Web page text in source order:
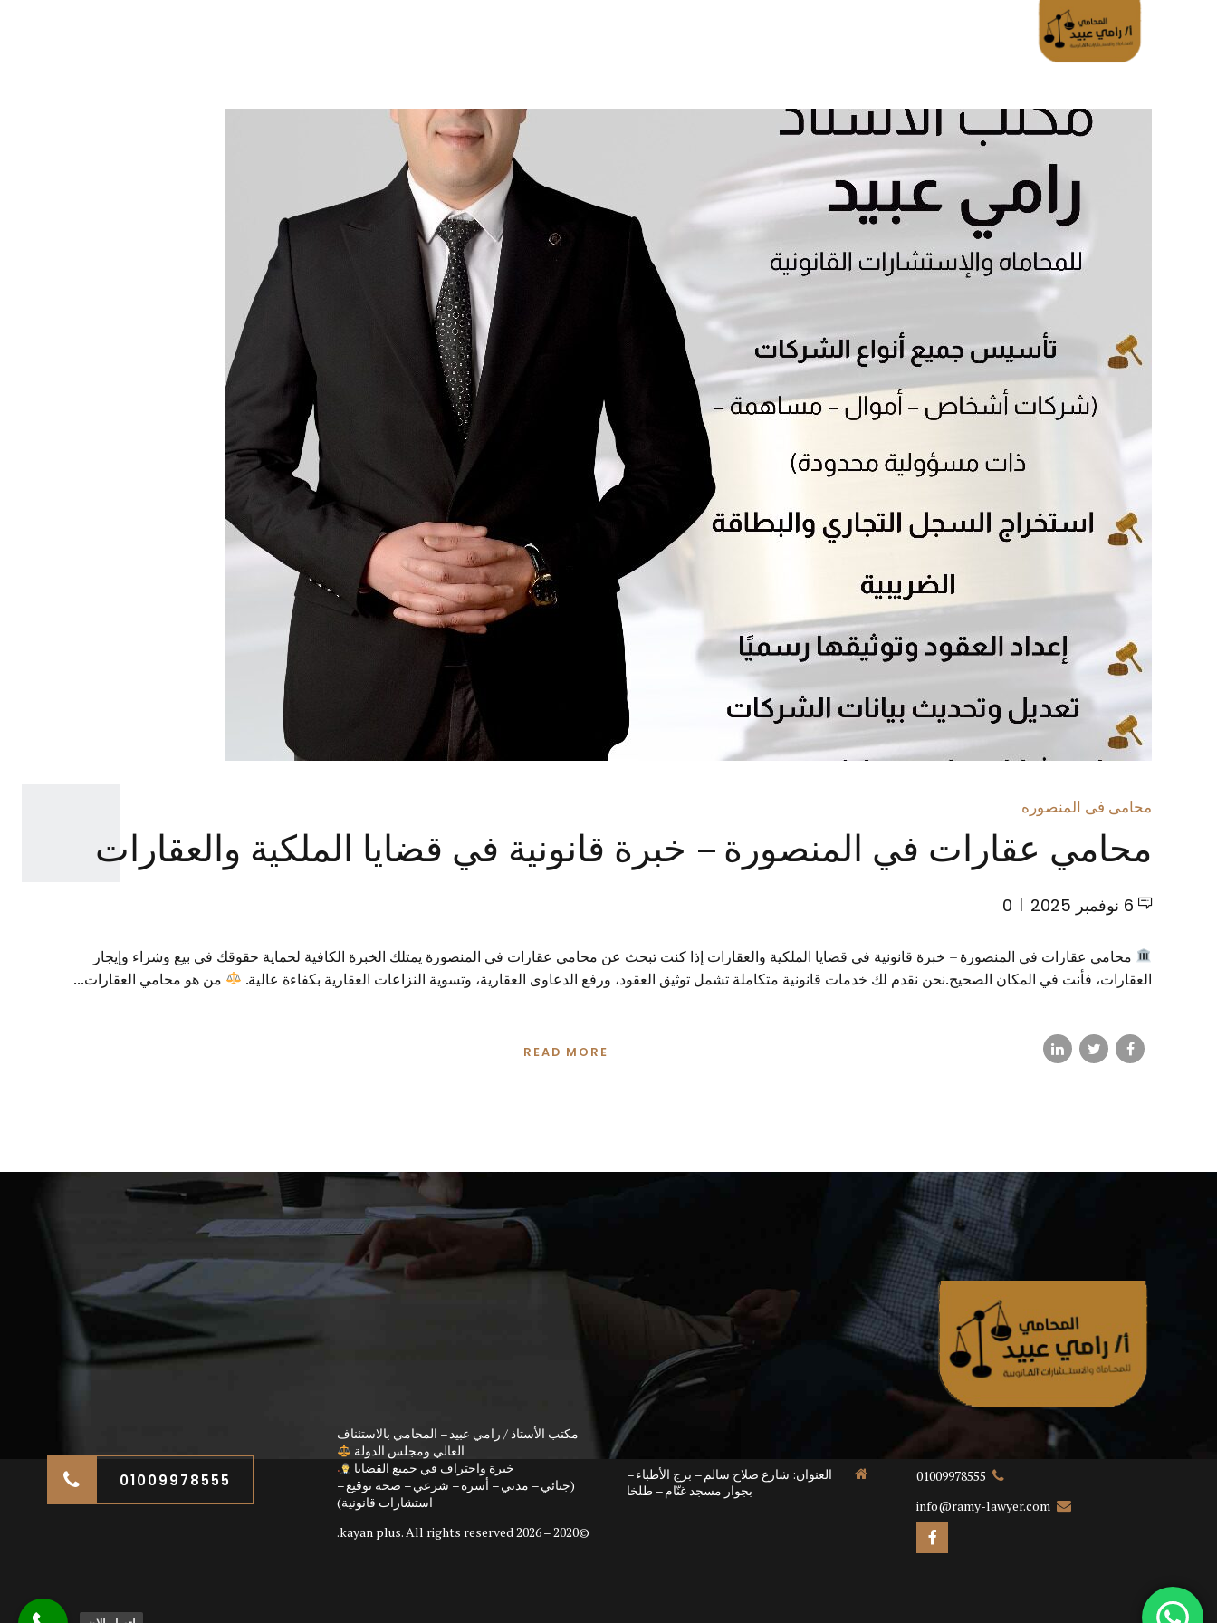
محامى فى المنصوره
محامي عقارات في المنصورة – خبرة قانونية في قضايا الملكية والعقارات
6 نوفمبر 2025 0
محامي عقارات في المنصورة – خبرة قانونية في قضايا الملكية والعقارات إذا كنت تبحث عن محامي عقارات في المنصورة يمتلك الخبرة الكافية لحماية حقوقك في بيع وشراء وإيجار
العقارات، فأنت في المكان الصحيح.نحن نقدم لك خدمات قانونية متكاملة تشمل توثيق العقود، ورفع الدعاوى العقارية، وتسوية النزاعات العقارية بكفاءة عالية.
من هو محامي العقارات...
READ MORE
01009978555
info@ramy-lawyer.com
العنوان: شارع صلاح سالم – برج الأطباء –
بجوار مسجد غنّام – طلخا
مكتب الأستاذ / رامي عبيد – المحامي بالاستئناف
العالي ومجلس الدولة
خبرة واحتراف في جميع القضايا
(جنائي – مدني – أسرة – شرعي – صحة توقيع –
استشارات قانونية)
©2020 – 2026
kayan plus. All rights reserved.
01009978555